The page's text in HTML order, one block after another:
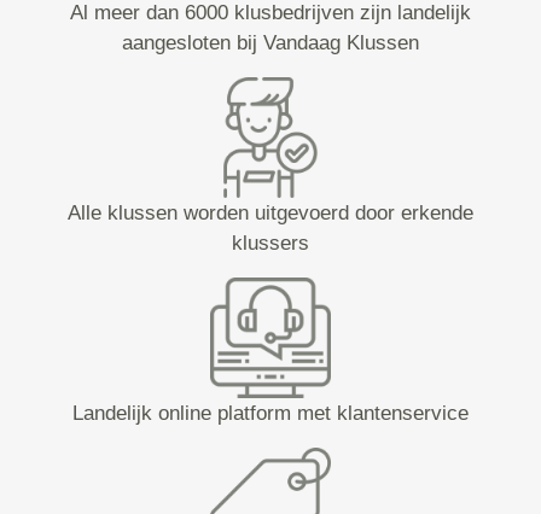
Al meer dan 6000 klusbedrijven zijn landelijk
aangesloten bij Vandaag Klussen
Alle klussen worden uitgevoerd door erkende
klussers
Landelijk online platform met klantenservice